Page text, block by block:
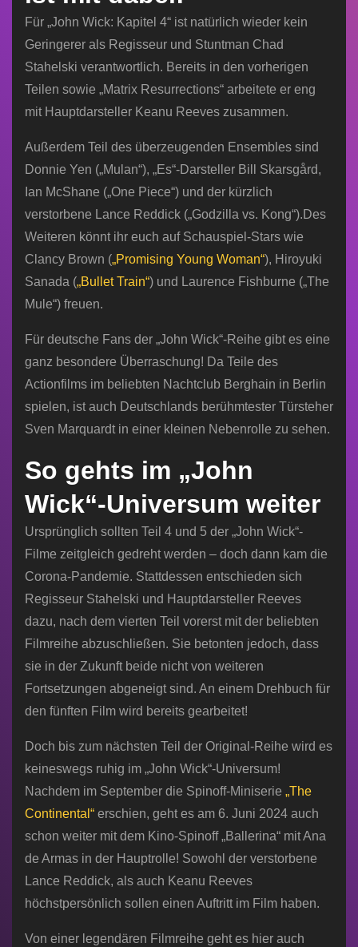
Für „John Wick: Kapitel 4“ ist natürlich wieder kein
Geringerer als Regisseur und Stuntman Chad
Stahelski verantwortlich. Bereits in den vorherigen
Teilen sowie „Matrix Resurrections“ arbeitete er eng
mit Hauptdarsteller Keanu Reeves zusammen.
Außerdem Teil des überzeugenden Ensembles sind
Donnie Yen („Mulan“), „Es“-Darsteller Bill Skarsgård,
Ian McShane („One Piece“) und der kürzlich
verstorbene Lance Reddick („Godzilla vs. Kong“).Des
Weiteren könnt ihr euch auf Schauspiel-Stars wie
Clancy Brown („Promising Young Woman“), Hiroyuki
Sanada („Bullet Train“) und Laurence Fishburne („The
Mule“) freuen.
Für deutsche Fans der „John Wick“-Reihe gibt es eine
ganz besondere Überraschung! Da Teile des
Actionfilms im beliebten Nachtclub Berghain in Berlin
spielen, ist auch Deutschlands berühmtester Türsteher
Sven Marquardt in einer kleinen Nebenrolle zu sehen.
So gehts im „John
Wick“-Universum weiter
Ursprünglich sollten Teil 4 und 5 der „John Wick“-
Filme zeitgleich gedreht werden – doch dann kam die
Corona-Pandemie. Stattdessen entschieden sich
Regisseur Stahelski und Hauptdarsteller Reeves
dazu, nach dem vierten Teil vorerst mit der beliebten
Filmreihe abzuschließen. Sie betonten jedoch, dass
sie in der Zukunft beide nicht von weiteren
Fortsetzungen abgeneigt sind. An einem Drehbuch für
den fünften Film wird bereits gearbeitet!
Doch bis zum nächsten Teil der Original-Reihe wird es
keineswegs ruhig im „John Wick“-Universum!
Nachdem im September die Spinoff-Miniserie „The
Continental“ erschien, geht es am 6. Juni 2024 auch
schon weiter mit dem Kino-Spinoff „Ballerina“ mit Ana
de Armas in der Hauptrolle! Sowohl der verstorbene
Lance Reddick, als auch Keanu Reeves
höchstpersönlich sollen einen Auftritt im Film haben.
Von einer legendären Filmreihe geht es hier auch